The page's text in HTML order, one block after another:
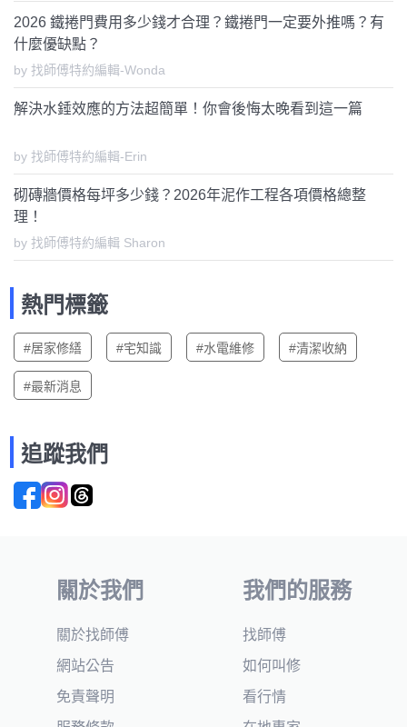
2026 鐵捲門費用多少錢才合理？鐵捲門一定要外推嗎？有
什麼優缺點？
by 找師傅特約編輯-Wonda
解決水錘效應的方法超簡單！你會後悔太晚看到這一篇
by 找師傅特約編輯-Erin
砌磚牆價格每坪多少錢？2026年泥作工程各項價格總整
理！
by 找師傅特約編輯 Sharon
熱門標籤
#居家修繕 #宅知識 #水電維修 #清潔收納
#最新消息
追蹤我們
關於我們
關於找師傅
網站公告
免責聲明
我們的服務
找師傅
如何叫修
看行情